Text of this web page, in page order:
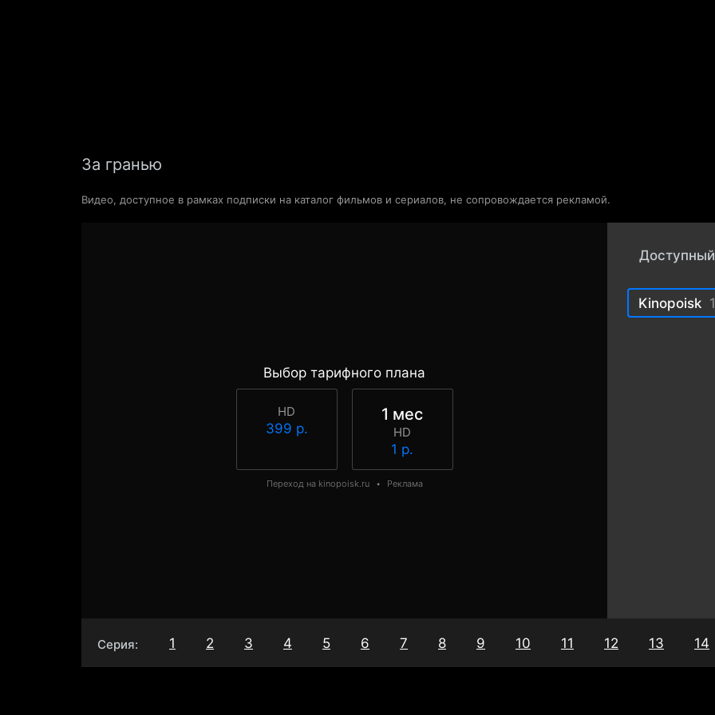
За гранью
Видео, доступное в рамках подписки на каталог фильмов и сериалов, не сопровождается рекламой.
Выбор тарифного плана
HD
399 р.
1 мес
HD
1 р.
Переход на kinopoisk.ru • Реклама
Kinopoisk
Серия: 1 2 3 4 5 6 7 8 9 10 11 12 13 14